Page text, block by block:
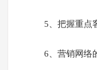
5、把握重点
6、营销网络